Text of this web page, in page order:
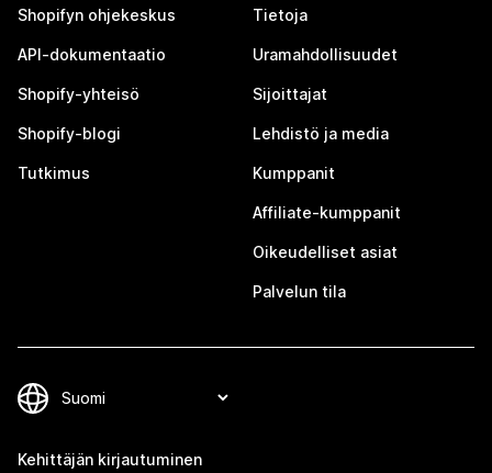
Shopifyn ohjekeskus
API-dokumentaatio
Shopify-yhteisö
Shopify-blogi
Tutkimus
Tietoja
Uramahdollisuudet
Sijoittajat
Lehdistö ja media
Kumppanit
Affiliate-kumppanit
Oikeudelliset asiat
Palvelun tila
Kehittäjän kirjautuminen